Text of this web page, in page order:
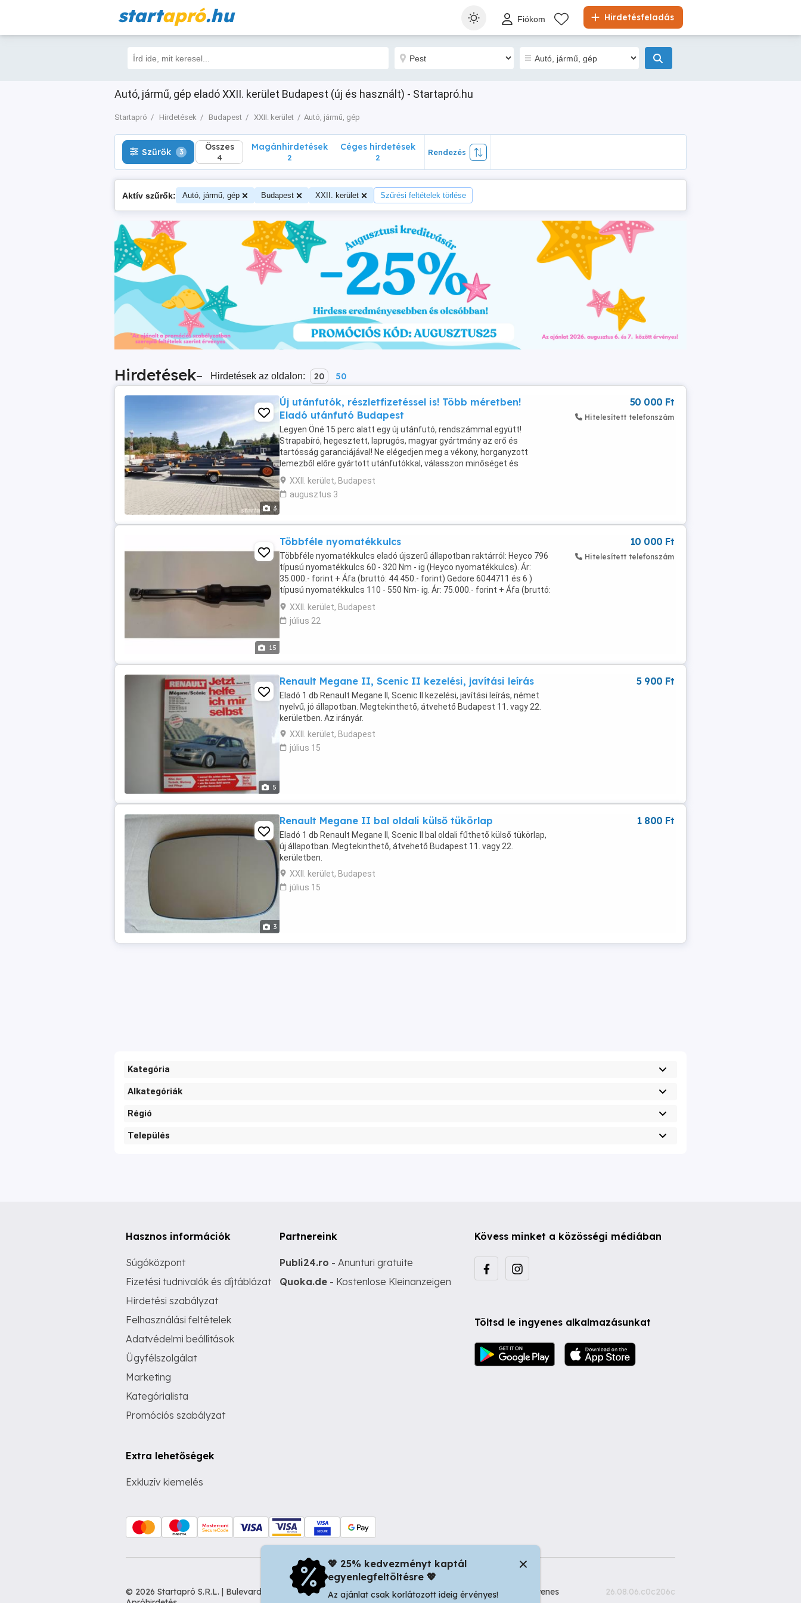
startapró.hu Hirdetésfeladás
Fiókom
Autó, jármű, gép eladó XXII. kerület Budapest (új és használt) - Startapró.hu
Startapró Hirdetések Budapest XXII. kerület Autó, jármű, gép
Szűrők 3 Összes
4
Szűrők 3 Összes
4
Magánhirdetések
2
Céges hirdetések
2
Rendezés
Aktív szűrők: Autó, jármű, gép Budapest XXII. kerület Szűrési feltételek törlése
Hirdetések– Hirdetések az oldalon: 20 50
3
Új utánfutók, részletfizetéssel is! Több méretben!
Eladó utánfutó Budapest
Legyen Öné 15 perc alatt egy új utánfutó, rendszámmal együtt!
Strapabíró, hegesztett, laprugós, magyar gyártmány az erő és
tartósság garanciájával! Ne elégedjen meg a vékony, horganyzott
lemezből előre gyártott utánfutókkal, válasszon minőséget és
megbízhatóságot a mi masszív, vas utánfutóinkkal! Kérhető ...
XXII. kerület, Budapest
augusztus 3
50 000 Ft
Hitelesített telefonszám
15
Többféle nyomatékkulcs
Többféle nyomatékkulcs eladó újszerű állapotban raktárról: Heyco 796
típusú nyomatékkulcs 60 - 320 Nm - ig (Heyco nyomatékkulcs). Ár:
35.000.- forint + Áfa (bruttó: 44.450.- forint) Gedore 6044711 és 6 )
típusú nyomatékkulcs 110 - 550 Nm- ig. Ár: 75.000.- forint + Áfa (bruttó:
95.250.- forint) Facom ...
XXII. kerület, Budapest
július 22
10 000 Ft
Hitelesített telefonszám
5
Renault Megane II, Scenic II kezelési, javítási leírás
Eladó 1 db Renault Megane II, Scenic II kezelési, javítási leírás, német
nyelvű, jó állapotban. Megtekinthető, átvehető Budapest 11. vagy 22.
kerületben. Az irányár.
XXII. kerület, Budapest
július 15
5 900 Ft
3
Renault Megane II bal oldali külső tükörlap
Eladó 1 db Renault Megane II, Scenic II bal oldali fűthető külső tükörlap,
új állapotban. Megtekinthető, átvehető Budapest 11. vagy 22.
kerületben.
XXII. kerület, Budapest
július 15
1 800 Ft
Kategória
Alkategóriák
Régió
Település
Hasznos információk
Súgóközpont
Fizetési tudnivalók és díjtáblázat
Hirdetési szabályzat
Felhasználási feltételek
Adatvédelmi beállítások
Ügyfélszolgálat
Marketing
Kategórialista
Promóciós szabályzat
Extra lehetőségek
Exkluzív kiemelés
Partnereink
Publi24.ro - Anunturi gratuite
Quoka.de - Kostenlose Kleinanzeigen
Kövess minket a közösségi médiában
Töltsd le ingyenes alkalmazásunkat
© 2026 Startapró S.R.L. | Bulevardul Dacia nr 34, Oradea 410346, Romania | Tax ID: RO44483373 -
Ingyenes
26.08.06.c0c206c
💖 25% kedvezményt kaptál
egyenlegfeltöltésre 💖
Az ajánlat csak korlátozott ideig érvényes!